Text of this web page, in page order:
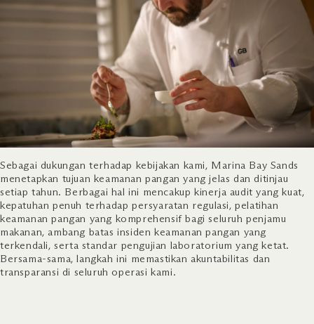
Sebagai dukungan terhadap kebijakan kami, Marina Bay Sands
menetapkan tujuan keamanan pangan yang jelas dan ditinjau
setiap tahun. Berbagai hal ini mencakup kinerja audit yang kuat,
kepatuhan penuh terhadap persyaratan regulasi, pelatihan
keamanan pangan yang komprehensif bagi seluruh penjamu
makanan, ambang batas insiden keamanan pangan yang
terkendali, serta standar pengujian laboratorium yang ketat.
Bersama-sama, langkah ini memastikan akuntabilitas dan
transparansi di seluruh operasi kami.